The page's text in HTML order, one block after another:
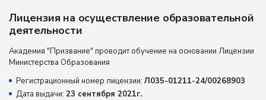
Лицензия на осуществление образовательной
деятельности
Академия "Призвание" проводит обучение на основании Лицензии
Министерства Образования
Регистрационный номер лицензии: Л035-01211-24/00268903
Дата выдачи: 23 сентября 2021г.